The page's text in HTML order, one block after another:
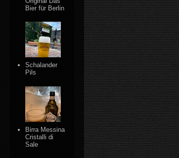
Bier für Berlin
Schalander
Pils
Birra Messina
Cristalli di
Sale